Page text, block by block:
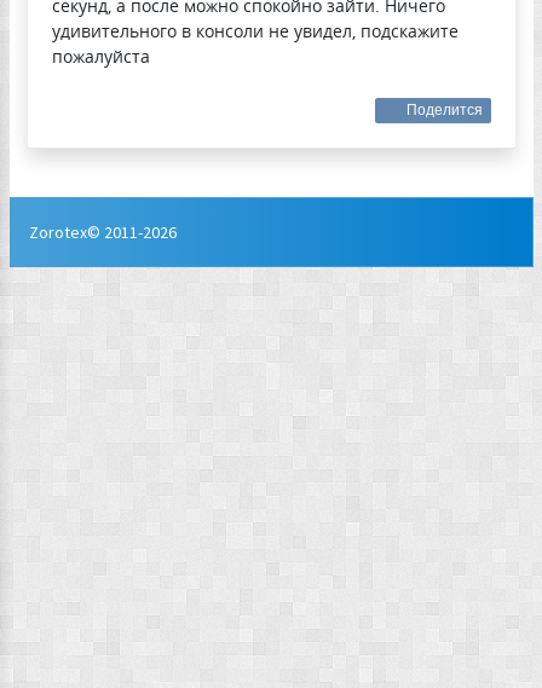
секунд, а после можно спокойно зайти. Ничего
удивительного в консоли не увидел, подскажите
пожалуйста
Поделится
Zorotex© 2011-2026